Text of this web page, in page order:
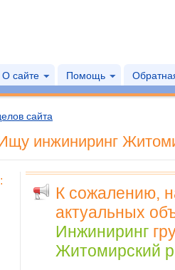
О сайте Помощь
сайта
инжиниринг
К сожалению,
актуальных
Инжиниринг
Житомирский